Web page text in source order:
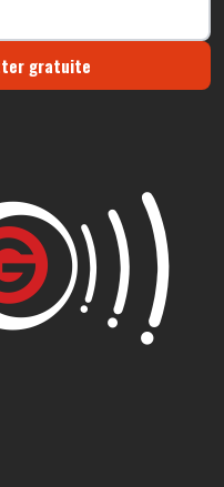
gratuite